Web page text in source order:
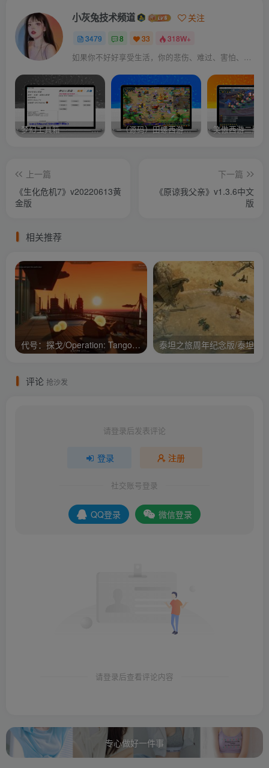
小灰兔技术频道 关注
3479 8 33 318W+
如果你不好好享受生活，你的悲伤、难过、害怕、羞愧和内疚会代替你享受
梦幻工具箱————-免费 –（源码）田螺西游9.0 假人摆摊18门派飞升渡劫化圣助战最新BB谛听…. 笑傲西游二版-
上一篇
《生化危机7》v20220613黄
金版
下一篇
《原谅我父亲》v1.3.6中文
版
相关推荐
代号：探戈/Operation: Tango/支持网络联机
评论 抢沙发
请登录后发表评论
登录 注册
社交账号登录
QQ登录 微信登录
请登录后查看评论内容
专心做好一件事